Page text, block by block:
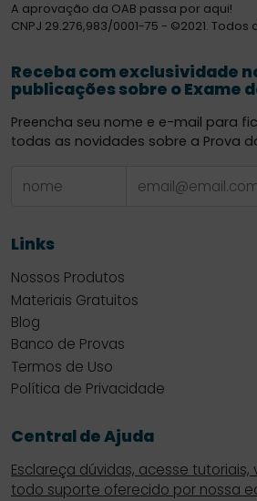
A aprovação da OAB passa por aqui!
CNPJ 29.276,983/0001-75 - ©2021.
Receba com exclusividade
publicações sobre o Exame
Preencha seu nome e e-mail para
todas as novidades sobre a Prova
Links
Nossos Produtos
Materiais Gratuitos
Blog
Banco de Provas
Termos de Uso
Política de Privacidade
Central de Ajuda
Esclareça dúvidas, acesse tutoriais,
todo suporte oferecido por nossa